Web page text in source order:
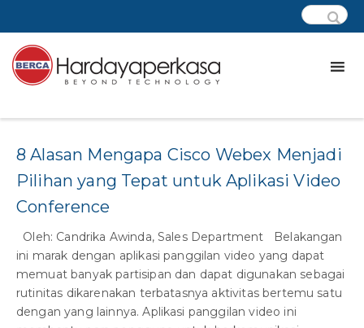
8 Alasan Mengapa Cisco Webex Menjadi
Pilihan yang Tepat untuk Aplikasi Video
Conference
Oleh: Candrika Awinda, Sales Department Belakangan
ini marak dengan aplikasi panggilan video yang dapat
memuat banyak partisipan dan dapat digunakan sebagai
rutinitas dikarenakan terbatasnya aktivitas bertemu satu
dengan yang lainnya. Aplikasi panggilan video ini